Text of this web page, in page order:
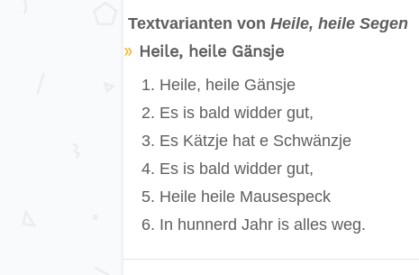
Textvarianten von Heile, heile Segen
» Heile, heile Gänsje
Heile, heile Gänsje
Es is bald widder gut,
Es Kätzje hat e Schwänzje
Es is bald widder gut,
Heile heile Mausespeck
In hunnerd Jahr is alles weg.